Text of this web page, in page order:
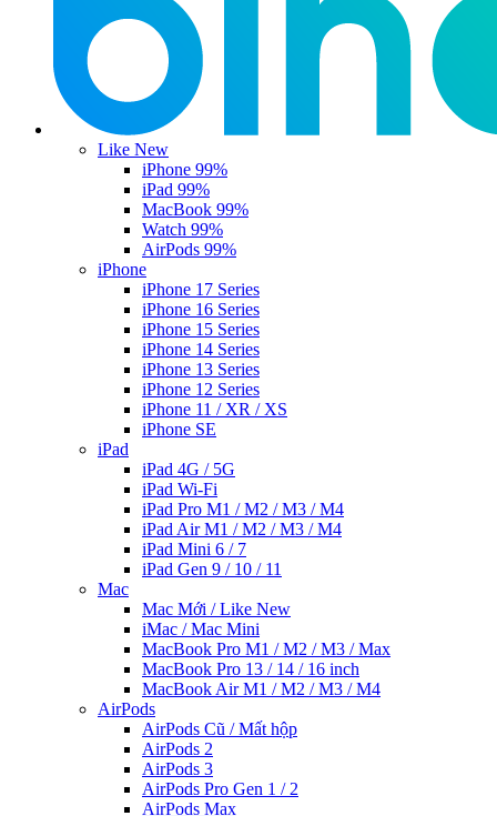
Like New
iPhone 99%
iPad 99%
MacBook 99%
Watch 99%
AirPods 99%
iPhone
iPhone 17 Series
iPhone 16 Series
iPhone 15 Series
iPhone 14 Series
iPhone 13 Series
iPhone 12 Series
iPhone 11 / XR / XS
iPhone SE
iPad
iPad 4G / 5G
iPad Wi-Fi
iPad Pro M1 / M2 / M3 / M4
iPad Air M1 / M2 / M3 / M4
iPad Mini 6 / 7
iPad Gen 9 / 10 / 11
Mac
Mac Mới / Like New
iMac / Mac Mini
MacBook Pro M1 / M2 / M3 / Max
MacBook Pro 13 / 14 / 16 inch
MacBook Air M1 / M2 / M3 / M4
AirPods
AirPods Cũ / Mất hộp
AirPods 2
AirPods 3
AirPods Pro Gen 1 / 2
AirPods Max